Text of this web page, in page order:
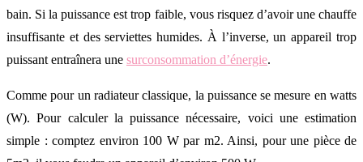
bain. Si la puissance est trop faible, vous risquez d’avoir une chauffe
insuffisante et des serviettes humides. À l’inverse, un appareil trop
puissant entraînera une surconsommation d’énergie.
Comme pour un radiateur classique, la puissance se mesure en watts
(W). Pour calculer la puissance nécessaire, voici une estimation
simple : comptez environ 100 W par m2. Ainsi, pour une pièce de